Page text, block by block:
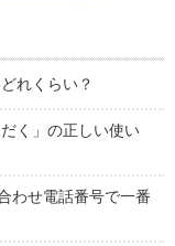
れくらい？
く」の正しい使い
わせ電話番号で一番